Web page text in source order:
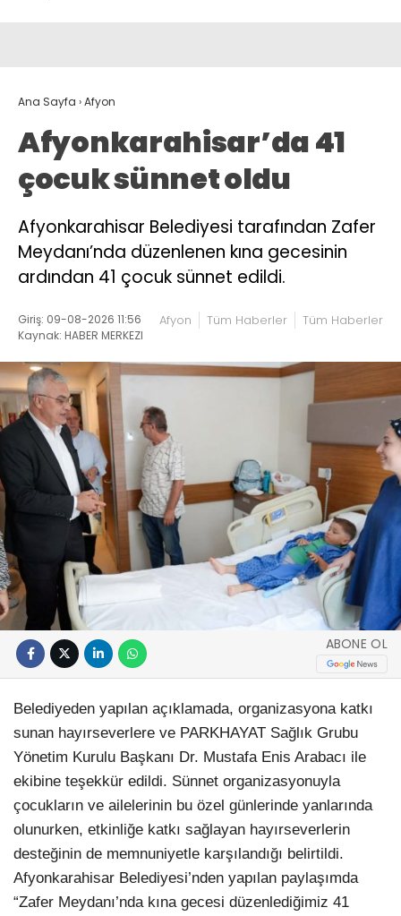
Ana Sayfa ›Afyon
Afyonkarahisar’da 41
çocuk sünnet oldu
Afyonkarahisar Belediyesi tarafından Zafer
Meydanı’nda düzenlenen kına gecesinin
ardından 41 çocuk sünnet edildi.
Giriş: 09-08-2026 11:56
Kaynak: HABER MERKEZI
Afyon Tüm Haberler Tüm Haberler
ABONE OL
Belediyeden yapılan açıklamada, organizasyona katkı
sunan hayırseverlere ve PARKHAYAT Sağlık Grubu
Yönetim Kurulu Başkanı Dr. Mustafa Enis Arabacı ile
ekibine teşekkür edildi. Sünnet organizasyonuyla
çocukların ve ailelerinin bu özel günlerinde yanlarında
olunurken, etkinliğe katkı sağlayan hayırseverlerin
desteğinin de memnuniyetle karşılandığı belirtildi.
Afyonkarahisar Belediyesi’nden yapılan paylaşımda
“Zafer Meydanı’nda kına gecesi düzenlediğimiz 41